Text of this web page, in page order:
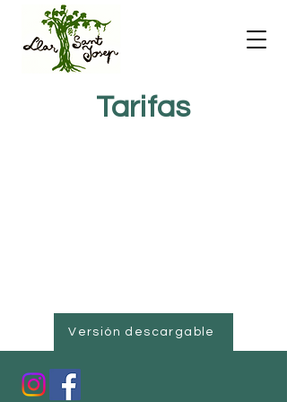
Tarifas
Versión descargable